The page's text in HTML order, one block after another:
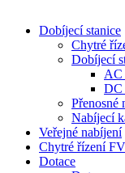
Dobíjecí stanice
Chytré
Dobíjecí
AC
DC
Přenosné
Nabíjecí
Veřejné nabíjení
Chytré řízení
Dotace